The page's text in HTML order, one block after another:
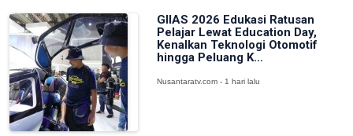
GIIAS 2026 Edukasi Ratusan
Pelajar Lewat Education Day,
Kenalkan Teknologi Otomotif
hingga Peluang K...
Nusantaratv.com - 1 hari lalu